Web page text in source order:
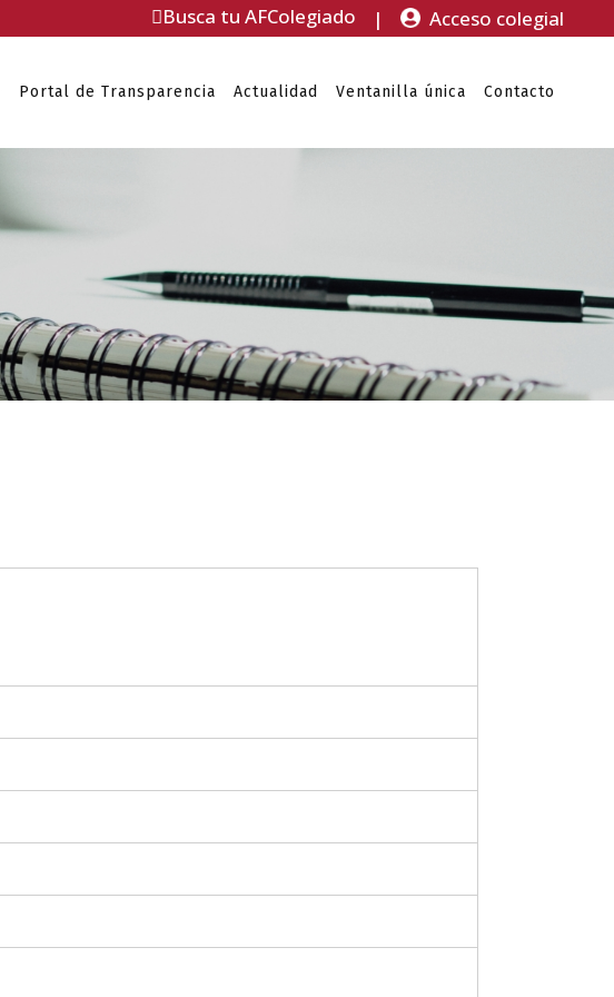
Busca tu AFColegiado | Acceso colegial
Portal de Transparencia Actualidad Ventanilla única Contacto